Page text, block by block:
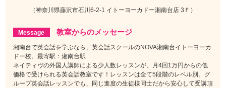
（神奈川県藤沢市石川6-2-1 イトーヨーカドー湘南台店 3Ｆ）
教室からのメッセージ
湘南台で英会話を学ぶなら、英会話スクールのNOVA湘南台イトーヨーカ
ドー校。最寄駅：湘南台駅
ネイティヴの外国人講師による少人数レッスンが、月4回1万円からの低
価格で受けられる英会話教室です！レッスンは全て5段階のレベル別。グ
ループ英会話レッスンでも、同じ進度の生徒様同士だから安心して受講頂